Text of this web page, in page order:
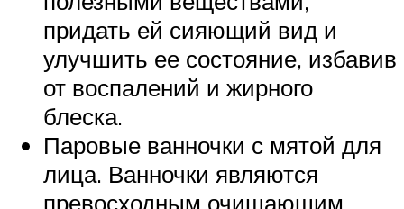
придать ей сияющий вид и
улучшить ее состояние, избавив
от воспалений и жирного
блеска.
Паровые ванночки с мятой для
лица. Ванночки являются
превосходным очищающим